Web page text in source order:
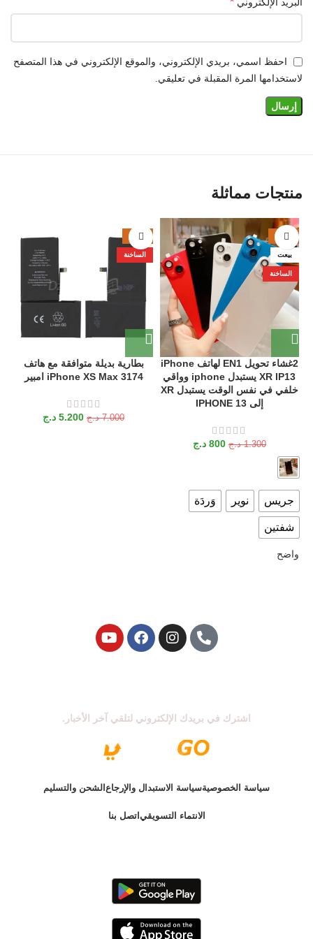
احفظ اسمي، بريدي الإلكتروني، والموقع الإلكتروني في هذا المتصفح
لاستخدامها المرة المقبلة في تعليقي.
منتجات مماثلة
-38%
بيعت
الساخنة
2غشاء تحويل EN1 لهاتف iPhone
XR IP13 يستبدل iphone وواقي
خلفي في نفس الوقت يستبدل XR
إلى IPHONE 13
1.300 د.ج 800 د.ج
جريس نوير وَردَة
شفتين
واضح
-26%
الساخنة
بطارية بديلة متوافقة مع هاتف
iPhone XS Max 3174 امبير
7.000 د.ج 5.200 د.ج
اشترك في بريدك الإلكتروني لتلقي آخر الأخبار.
سياسة الخصوصيةسياسة الاستبدال والإرجاع الشحن والتسليم
الانتماء التسويقي اتصل بنا